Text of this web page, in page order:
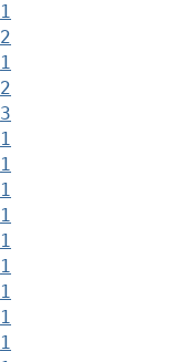
1
2
1
2
3
1
1
1
1
1
1
1
1
1